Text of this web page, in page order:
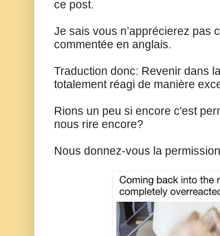
ce post.
Je sais vous n’apprécierez pas
commentée en anglais.
Traduction donc: Revenir dans
totalement réagi de manière
Rions un peu si encore c'est
nous rire encore?
Nous donnez-vous la